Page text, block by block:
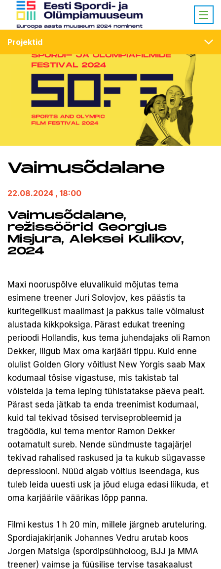
Projektid
Vaimusõdalane
22.08.2024 , 18:00
Vaimusõdalane,
režissöörid Georgius
Misjura, Aleksei Kulikov,
2024
Maxi nooruspõlve eluvalikuid mõjutas tema
esimene treener Juri Solovjov, kes päästis ta
kuritegelikust maailmast ja pakkus talle võimalust
alustada kikkpoksiga. Pärast edukat treening
perioodi Hollandis, kus tema juhendajaks oli Ramon
Dekker, liigub Max oma karjääri tippu. Kuid enne
olulist Golden Glory võitlust New Yorgis saab Max
kodumaal tõsise vigastuse, mis takistab tal
võistelda ja tema leping tühistatakse päeva pealt.
Pärast seda jätkab ta enda treenimist kodumaal,
kuid tal tekivad tõsised terviseprobleemid ja
tragöödia, kui tema mentor Ramon Dekker
ootamatult sureb. Nende sündmuste tagajärjel
tekivad rahalised raskused ja ta kukub sügavasse
depressiooni. Nüüd algab võitlus iseendaga, kus
tuleb leida uuesti usk ja jõud eluga edasi liikuda, et
oma karjäärile väärikas lõpp panna.
Filmi kestus 1 h 20 min, millele järgneb aruteluring.
Spordiajakirjanik Johannes Vedru arutab koos
Jorgen Matsiga (spordipsühholoog, BJJ ja MMA
treener) vaimse ja füüsilise tervise tasakaalust